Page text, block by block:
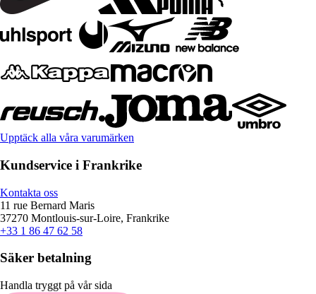
Upptäck alla våra varumärken
Kundservice i Frankrike
Kontakta oss
11 rue Bernard Maris
37270 Montlouis-sur-Loire, Frankrike
+33 1 86 47 62 58
Säker betalning
Handla tryggt på vår sida